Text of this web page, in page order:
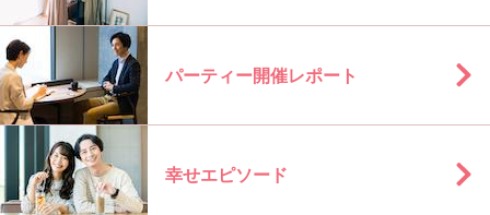
パーティー開催レポート
幸せエピソード